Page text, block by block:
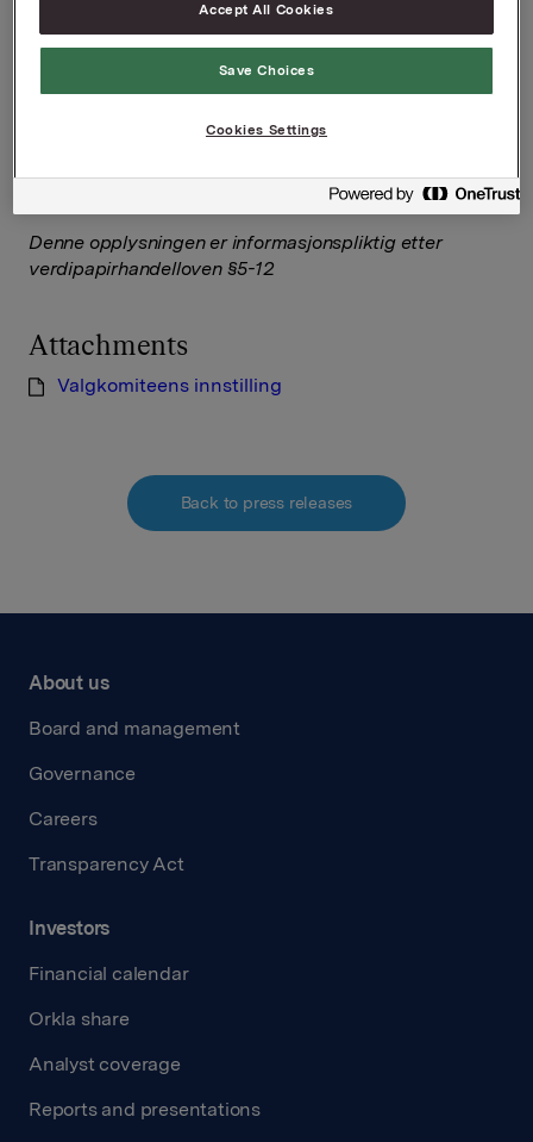
Tlf.: +47 92 84 58 28
Denne opplysningen er informasjonspliktig etter
verdipapirhandelloven §5-12
Attachments
Valgkomiteens innstilling
Back to press releases
About us
Board and management
Governance
Careers
Transparency Act
Investors
Financial calendar
Orkla share
Analyst coverage
Reports and presentations
Accept All Cookies
Save Choices
Cookies Settings